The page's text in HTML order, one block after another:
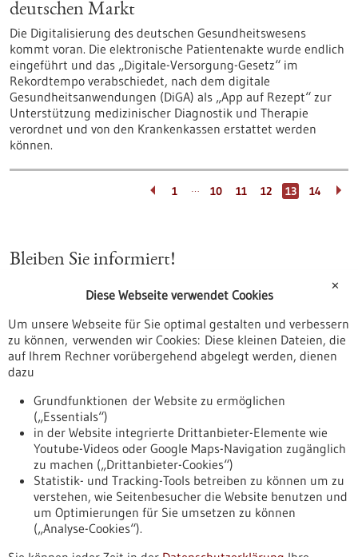
deutschen Markt
Die Digitalisierung des deutschen Gesundheitswesens
kommt voran. Die elektronische Patientenakte wurde endlich
eingeführt und das „Digitale-Versorgung-Gesetz“ im
Rekordtempo verabschiedet, nach dem digitale
Gesundheitsanwendungen (DiGA) als „App auf Rezept“ zur
Unterstützung medizinischer Diagnostik und Therapie
verordnet und von den Krankenkassen erstattet werden
können.
1 … 10 11 12 13 14
Bleiben Sie informiert!
Newsletter
Wir informieren Sie zu den Themen rund um die
Gesundheitsindustrie sowie Start-ups und Innovation in Baden-
Württemberg. Mit einer Übersicht über die Artikel aus unserem
Portal und ausgewählte Pressemitteilungen halten wir Sie auf
dem Laufenden. Außerdem finden Sie im Newsletter Hinweise
auf Veranstaltungen und Förderprogramme.
Nach oben
✕
Diese Webseite verwendet Cookies
Um unsere Webseite für Sie optimal gestalten und verbessern
zu können, verwenden wir Cookies: Diese kleinen Dateien, die
auf Ihrem Rechner vorübergehend abgelegt werden, dienen
dazu
Grundfunktionen der Website zu ermöglichen
(„Essentials“)
in der Website integrierte Drittanbieter-Elemente wie
Youtube-Videos oder Google Maps-Navigation zugänglich
zu machen („Drittanbieter-Cookies“)
Statistik- und Tracking-Tools betreiben zu können um zu
verstehen, wie Seitenbesucher die Website benutzen und
um Optimierungen für Sie umsetzen zu können
(„Analyse-Cookies“).